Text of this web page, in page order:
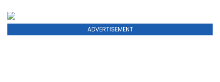
ADVERTISEMENT